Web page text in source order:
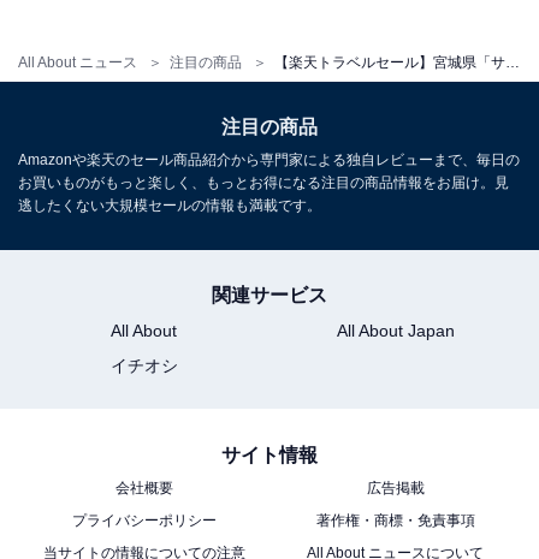
All About ニュース 注目の商品
注目の商品
Amazonや楽天のセール商品紹介から専門家による独自レビューまで、毎日の
お買いものがもっと楽しく、もっとお得になる注目の商品情報をお届け。見
逃したくない大規模セールの情報も満載です。
関連サービス
All About
All About Japan
イチオシ
サイト情報
会社概要
広告掲載
プライバシーポリシー
著作権・商標・免責事項
当サイトの情報についての注意
All About ニュースについて